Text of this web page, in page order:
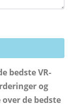
bedste VR-
og
de bedste